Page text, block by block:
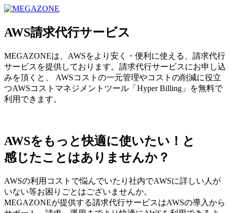
AWS請求代行サービス
MEGAZONEは、AWSをより安く・便利に使える、請求代行
サービスを提供しております。請求代行サービスにお申し込
みを頂くと、 AWSコストの一元管理やコストの削減に役立
つAWSコストマネジメントツール「Hyper Billing」を無料で
利用できます。
AWSをもっと快適に使いたい！と
感じたことはありませんか？
AWSの利用コストで悩んでいたり社内でAWSに詳しい人が
いない等お困りごとはございませんか。
MEGAZONEが提供する請求代行サービスはAWSの導入から